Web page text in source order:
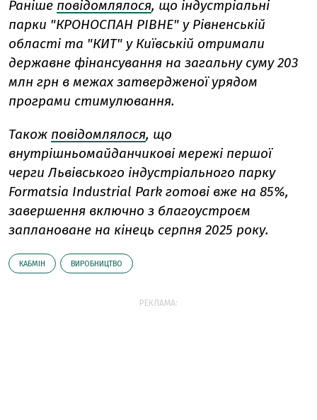
Раніше повідомлялося, що індустріальні
парки "КРОНОСПАН РІВНЕ" у Рівненській
області та "КИТ" у Київській отримали
державне фінансування на загальну суму 203
млн грн в межах затвердженої урядом
програми стимулювання.
Також повідомлялося, що
внутрішньомайданчикові мережі першої
черги Львівського індустріального парку
Formatsia Industrial Park готові вже на 85%,
завершення включно з благоустроєм
заплановане на кінець серпня 2025 року.
КАБМІН ВИРОБНИЦТВО
РЕКЛАМА: